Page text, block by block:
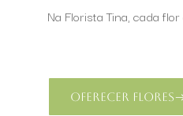
Na Florista Tina, cada
Oferecer Flores